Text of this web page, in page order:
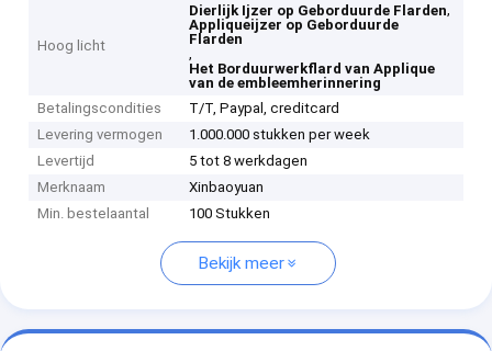
Hoog licht
Dierlijk Ijzer op Geborduurde Flarden,
Appliqueijzer op Geborduurde
Flarden
,
Het Borduurwerkflard van Applique
van de embleemherinnering
Betalingscondities
T/T, Paypal, creditcard
Levering vermogen
1.000.000 stukken per week
Levertijd
5 tot 8 werkdagen
Merknaam
Xinbaoyuan
Min. bestelaantal
100 Stukken
Bekijk meer